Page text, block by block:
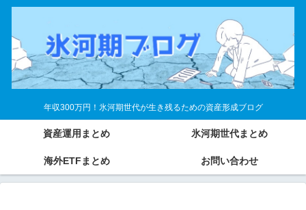
年収300万円！氷河期世代が生き残るための資産形成ブログ
資産運用まとめ 氷河期世代まとめ
海外ETFまとめ お問い合わせ